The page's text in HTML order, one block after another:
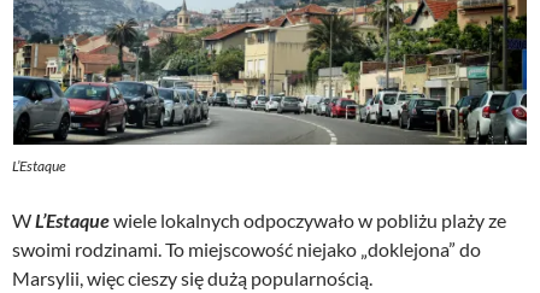
L’Estaque
WL’Estaquewiele lokalnych odpoczywało w pobliżu plaży ze
swoimi rodzinami. To miejscowość niejako „doklejona” do
Marsylii, więc cieszy się dużą popularnością.